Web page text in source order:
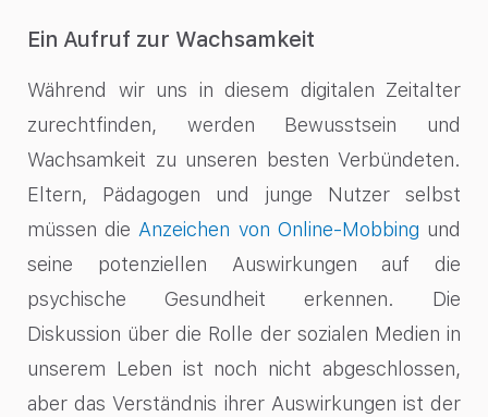
Ein Aufruf zur Wachsamkeit
Während wir uns in diesem digitalen Zeitalter
zurechtfinden, werden Bewusstsein und
Wachsamkeit zu unseren besten Verbündeten.
Eltern, Pädagogen und junge Nutzer selbst
müssen dieAnzeichen von Online-Mobbing und
seine potenziellen Auswirkungen auf die
psychische Gesundheit erkennen. Die
Diskussion über die Rolle der sozialen Medien in
unserem Leben ist noch nicht abgeschlossen,
aber das Verständnis ihrer Auswirkungen ist der